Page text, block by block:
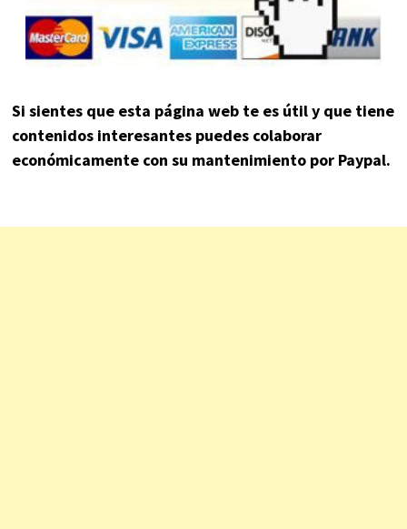
Si sientes que esta página web te es útil y que tiene
contenidos interesantes puedes colaborar
económicamente con su mantenimiento por Paypal.